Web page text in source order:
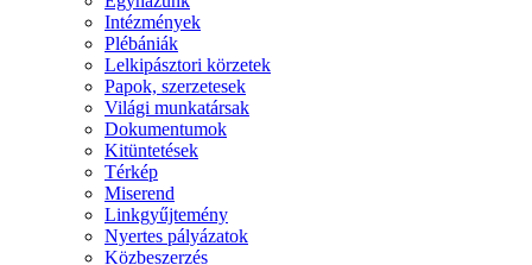
Intézmények
Plébániák
Lelkipásztori körzetek
Papok, szerzetesek
Világi munkatársak
Dokumentumok
Kitüntetések
Térkép
Miserend
Linkgyűjtemény
Nyertes pályázatok
Közbeszerzés